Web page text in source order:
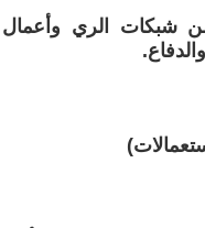
شبكات الري وأعمال